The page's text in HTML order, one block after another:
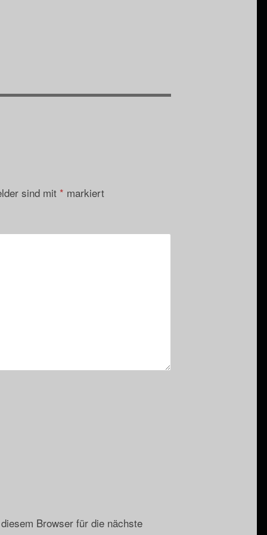
sind mit * markiert
Browser für die nächste